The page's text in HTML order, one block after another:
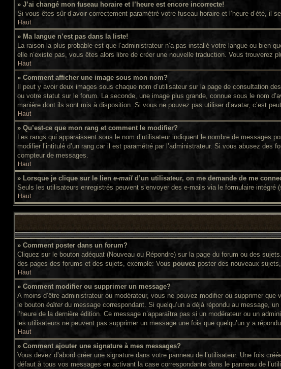
» J’ai changé mon fuseau horaire et l’heure est encore incorrecte!
Si vous êtes sûr d’avoir correctement paramétré votre fuseau horaire et l’heure d’été, il
Haut
» Ma langue n’est pas dans la liste!
La raison la plus probable est que l’administrateur n’a pas installé votre langue ou bien
elle n’existe pas, vous êtes alors libre de créer une nouvelle traduction. Vous trouverez
Haut
» Comment afficher une image sous mon nom?
Il peut y avoir deux images sous chaque nom d’utilisateur sur la page de consultation
ou votre statut sur le forum. La seconde, une image plus grande, connue sous le nom
manière dont ils sont mis à disposition. Si vous ne pouvez pas utiliser d’avatar, c’est
Haut
» Qu’est-ce que mon rang et comment le modifier?
Les rangs qui apparaissent sous le nom d’utilisateur indiquent le nombre de
modifier l’intitulé d’un rang car il est paramétré par l’administrateur. Si vous abusez
compteur de messages.
Haut
» Lorsque je clique sur le lien e-mail d’un utilisateur, on me demande de me
Seuls les utilisateurs enregistrés peuvent s’envoyer des e-mails via le formulaire
Haut
» Comment poster dans un forum?
Cliquez sur le bouton adéquat (Nouveau ou Répondre) sur la page du forum ou des
des pages des forums et des sujets, exemple: Vous pouvez poster des nouveaux
Haut
» Comment modifier ou supprimer un message?
A moins d’être administrateur ou modérateur, vous ne pouvez modifier ou supprimer
le bouton éditerdu message correspondant. Si quelqu’un a déjà répondu au message,
l’heure de la dernière édition. Ce message n’apparaîtra pas si un modérateur ou un
les utilisateurs ne peuvent pas supprimer un message une fois que quelqu’un y a
Haut
» Comment ajouter une signature à mes messages?
Vous devez d’abord créer une signature dans votre panneau de l’utilisateur. Une fois
défaut à tous vos messages en activant la case correspondante dans le panneau de